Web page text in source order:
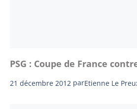
PSG : Coupe de France
21 décembre 2012 parEtienne Le